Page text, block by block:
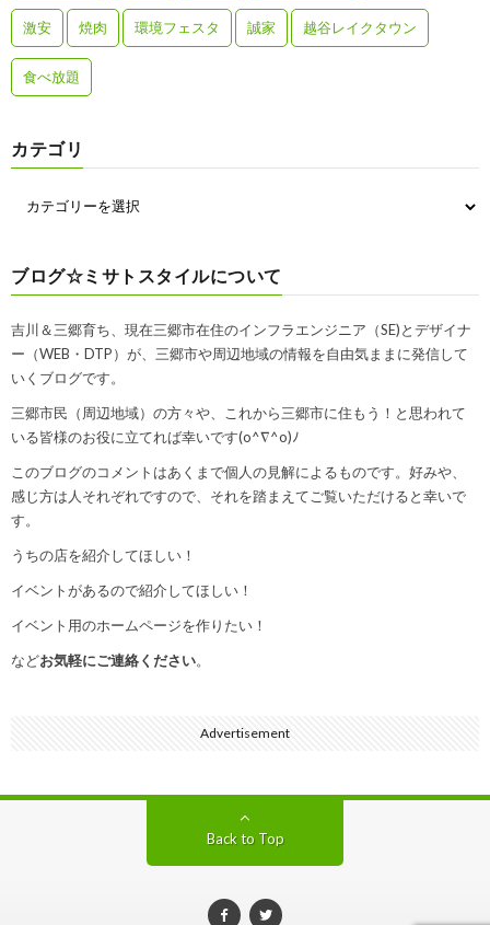
激安 焼肉 環境フェスタ 誠家 越谷レイクタウン
食べ放題
カテゴリ
ブログ☆ミサトスタイルについて
吉川＆三郷育ち、現在三郷市在住のインフラエンジニア（SE)とデザイナ
ー（WEB・DTP）が、三郷市や周辺地域の情報を自由気ままに発信して
いくブログです。
三郷市民（周辺地域）の方々や、これから三郷市に住もう！と思われて
いる皆様のお役に立てれば幸いです(o^∇^o)ﾉ
このブログのコメントはあくまで個人の見解によるものです。好みや、
感じ方は人それぞれですので、それを踏まえてご覧いただけると幸いで
す。
うちの店を紹介してほしい！
イベントがあるので紹介してほしい！
イベント用のホームページを作りたい！
などお気軽にご連絡ください。
Advertisement
Back to Top